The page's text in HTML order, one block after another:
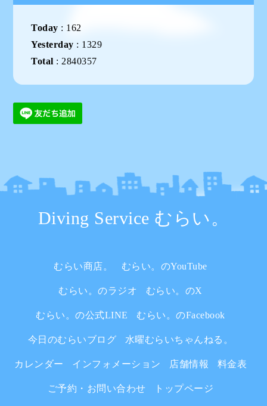
Today : 162
Yesterday : 1329
Total : 2840357
Diving Service むらい。
むらい商店。 むらい。のYouTube
むらい。のラジオ むらい。のX
むらい。の公式LINE むらい。のFacebook
今日のむらいブログ 水曜むらいちゃんねる。
カレンダー インフォメーション 店舗情報 料金表
ご予約・お問い合わせ トップページ